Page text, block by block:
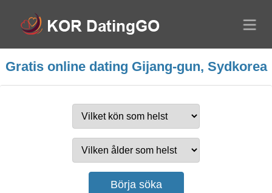
Gratis online dating Gijang-gun, Sydkorea